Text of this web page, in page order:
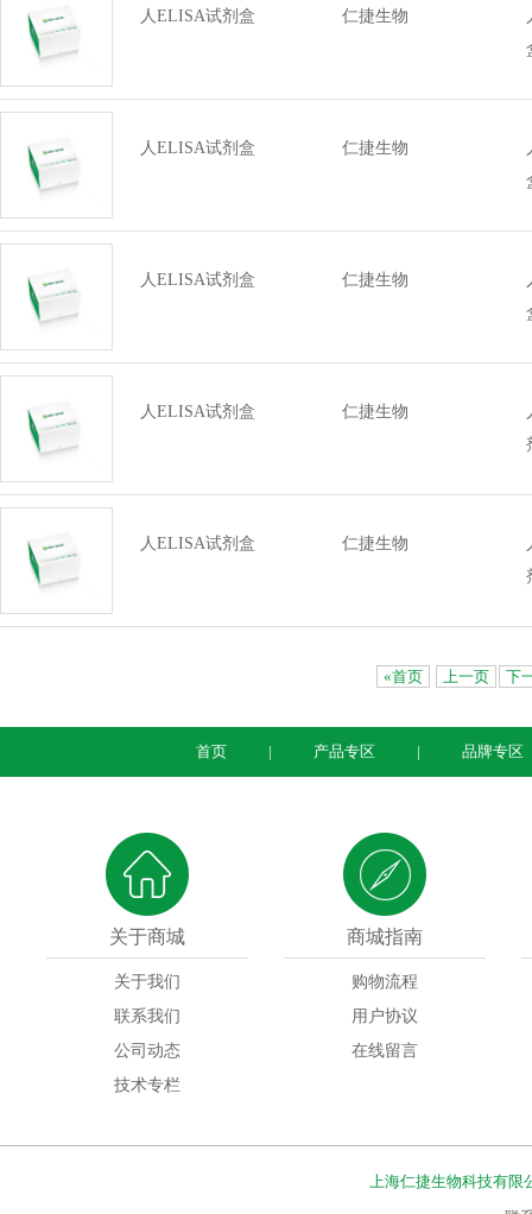
人ELISA试剂盒 仁捷生物
人ELISA试剂盒 仁捷生物
人ELISA试剂盒 仁捷生物
人ELISA试剂盒 仁捷生物
人ELISA试剂盒 仁捷生物
«首页 上一页 下
首页 | 产品专区 | 品牌专区
关于商城
关于我们
联系我们
公司动态
技术专栏
商城指南
购物流程
用户协议
在线留言
上海仁捷生物科技有限